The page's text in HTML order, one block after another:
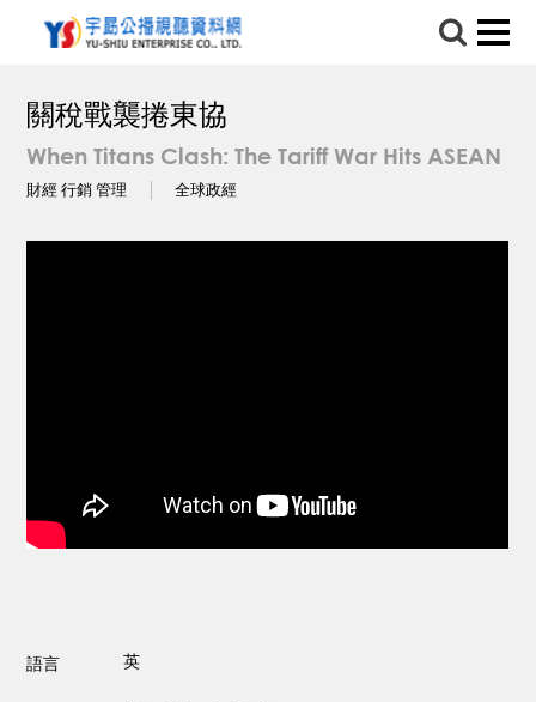
關稅戰襲捲東協
When Titans Clash: The Tariff War Hits ASEAN
財經 行銷 管理 全球政經
語言 英